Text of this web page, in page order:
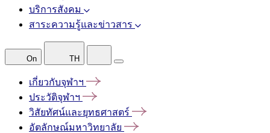
บริการสังคม
สาระความรู้และข่าวสาร
On TH
เกี่ยวกับจุฬาฯ
ประวัติจุฬาฯ
วิสัยทัศน์และยุทธศาสตร์
อัตลักษณ์มหาวิทยาลัย